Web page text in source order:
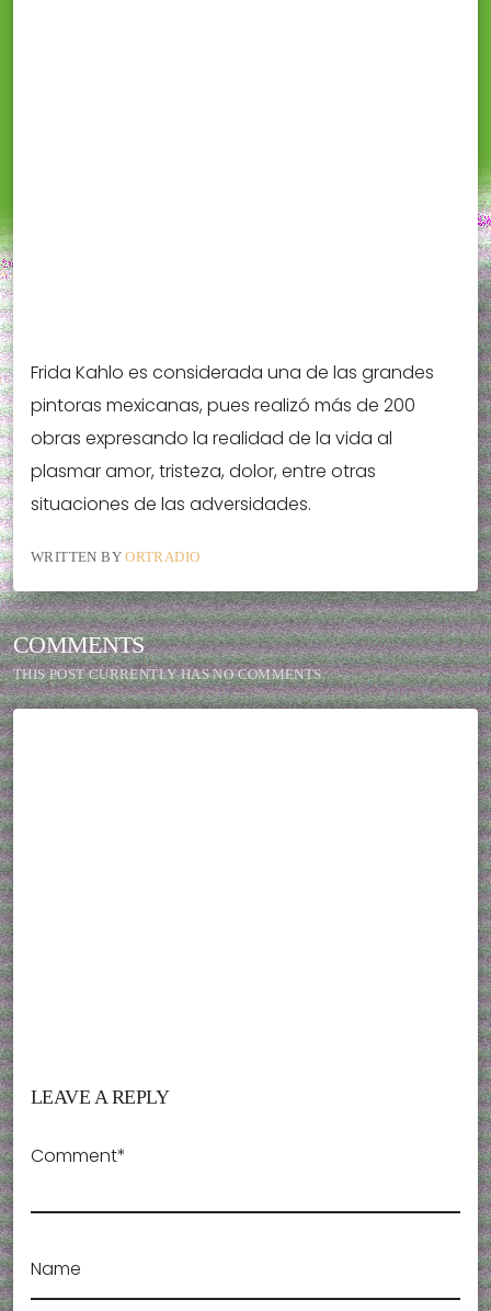
Frida Kahlo es considerada una de las grandes
pintoras mexicanas, pues realizó más de 200
obras expresando la realidad de la vida al
plasmar amor, tristeza, dolor, entre otras
situaciones de las adversidades.
WRITTEN BYORTRADIO
COMMENTS
THIS POST CURRENTLY HAS NO COMMENTS.
LEAVE A REPLY
Comment*
Name